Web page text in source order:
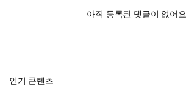
아직 등록된 댓글이 없어요
인기 콘텐츠